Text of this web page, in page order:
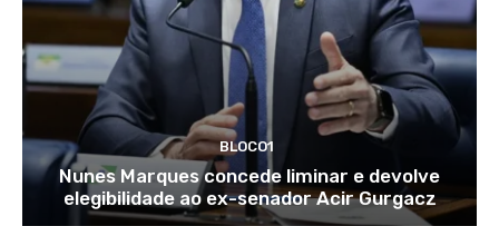
BLOCO1
Nunes Marques concede liminar e devolve
elegibilidade ao ex-senador Acir Gurgacz